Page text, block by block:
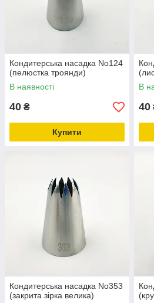
Кондитерська насадка No124
(пелюстка троянди)
В наявності
40 ₴
Купити
В
40
Кондитерська насадка No353
(закрита зірка велика)